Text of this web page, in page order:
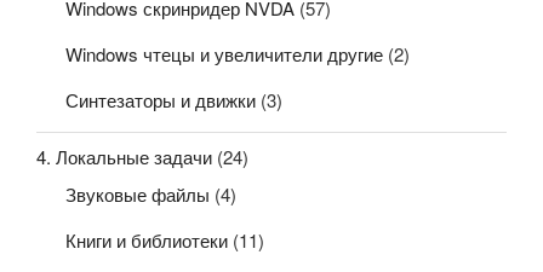
Windows скринридер NVDA (57)
Windows чтецы и увеличители другие (2)
Синтезаторы и движки (3)
4. Локальные задачи (24)
Звуковые файлы (4)
Книги и библиотеки (11)